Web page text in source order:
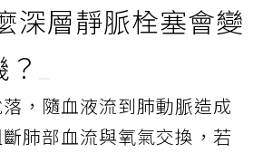
深層靜脈栓塞會變
，隨血液流到肺動脈造成
肺部血流與氧氣交換，若